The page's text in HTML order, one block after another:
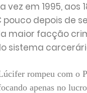
vez em 1995, aos
pouco depois de
maior facção
sistema
rompeu com o
apenas no